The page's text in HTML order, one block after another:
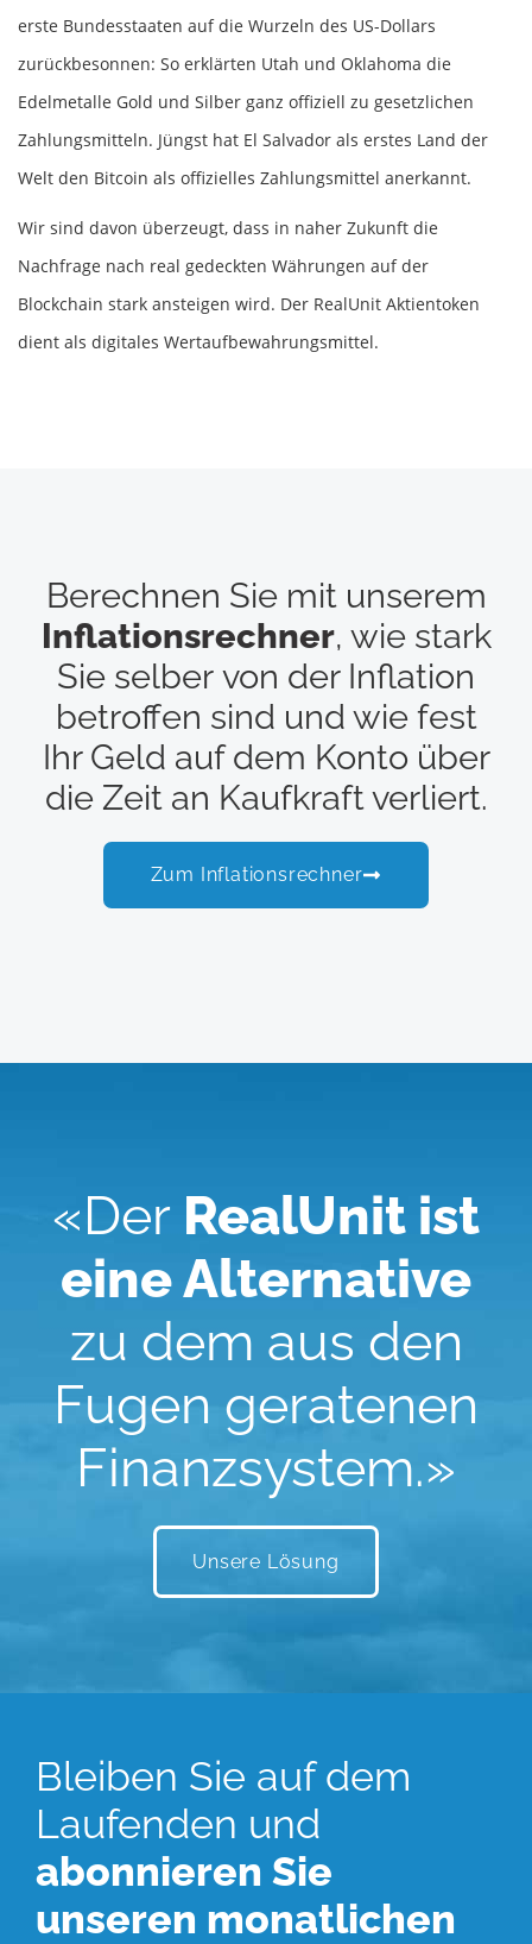
erste Bundesstaaten auf die Wurzeln des US-Dollars
zurückbesonnen: So erklärten Utah und Oklahoma die
Edelmetalle Gold und Silber ganz offiziell zu gesetzlichen
Zahlungsmitteln. Jüngst hat El Salvador als erstes Land der
Welt den Bitcoin als offizielles Zahlungsmittel anerkannt.
Wir sind davon überzeugt, dass in naher Zukunft die
Nachfrage nach real gedeckten Währungen auf der
Blockchain stark ansteigen wird. Der RealUnit Aktientoken
dient als digitales Wertaufbewahrungsmittel.
Berechnen Sie mit unserem
Inflationsrechner, wie stark
Sie selber von der Inflation
betroffen sind und wie fest
Ihr Geld auf dem Konto über
die Zeit an Kaufkraft verliert.
Zum Inflationsrechner
«Der RealUnit ist
eine Alternative
zu dem aus den
Fugen geratenen
Finanzsystem.»
Unsere Lösung
Bleiben Sie auf dem
Laufenden und
abonnieren Sie
unseren monatlichen